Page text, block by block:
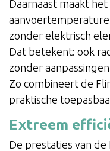
Daarnaast maakt
zonder elektrisch
Dat betekent: ook
zonder
Zo combineert de
praktische
Extreem
De prestaties van